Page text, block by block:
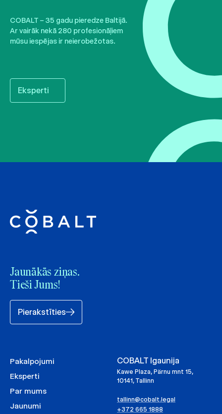
COBALT – 35 gadu pieredze Baltijā.
Ar vairāk nekā 280 profesionāļiem
mūsu iespējas ir neierobežotas.
Eksperti
Jaunākās ziņas.
Tieši Jums!
Pierakstīties
Pakalpojumi
Eksperti
Par mums
Jaunumi
COBALT Igaunija
Kawe Plaza, Pärnu mnt 15,
10141, Tallinn
tallinn@cobalt.legal
+372 665 1888